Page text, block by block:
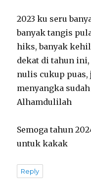
2023 ku seru
banyak tangis
hiks, banyak
dekat di tahun
nulis cukup puas,
menyangka
Alhamdulilah
Semoga tahun
untuk kakak
Reply